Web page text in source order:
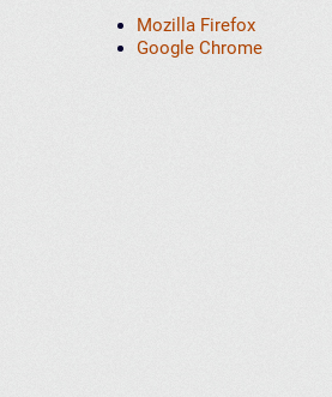
Mozilla Firefox
Google Chrome